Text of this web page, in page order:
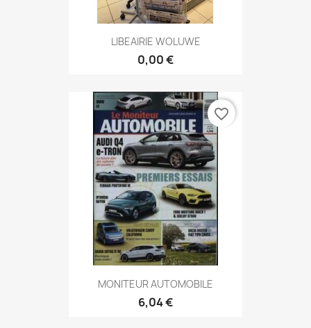
LIBEAIRIE WOLUWE
0,00 €
MONITEUR AUTOMOBILE
6,04 €
favorite_border